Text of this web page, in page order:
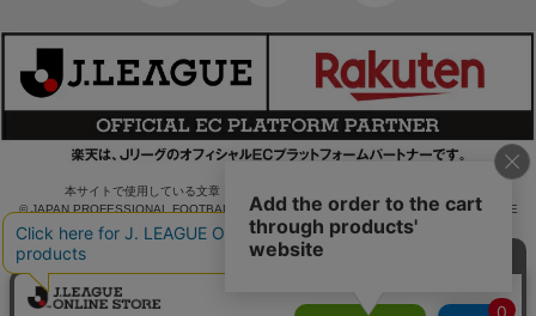
本サイトで使用している文章・画像等の無断での複製・転載を禁止します。
© JAPAN PROFESSIONAL FOOTBALL LEAGUE Rakuten Group, Inc. ALL RIGHTS RE
SERVED.